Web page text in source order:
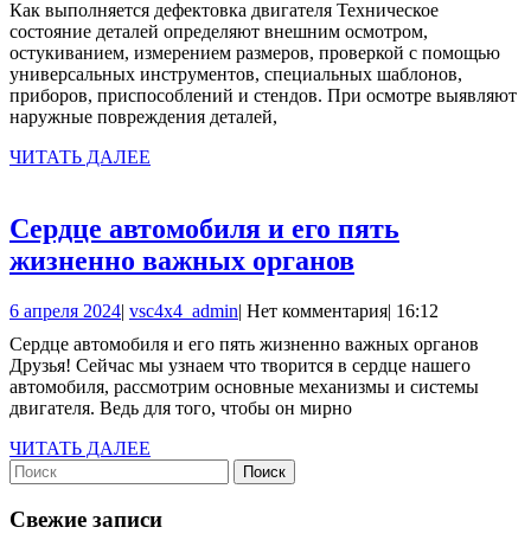
двигателя
2023
Как выполняется дефектовка двигателя Техническое
состояние деталей определяют внешним осмотром,
остукиванием, измерением размеров, проверкой с помощью
универсальных инструментов, специальных шаблонов,
приборов, приспособлений и стендов. При осмотре выявляют
наружные повреждения деталей,
ЧИТАТЬ ДАЛЕЕ
Сердце автомобиля и его пять
жизненно важных органовСердце
и
его
пять
6 апреля 20246
2024
| vsc4x4_adminvsc4x4_admin
| Нет комментария| 16:12
Сердце автомобиля и его пять жизненно важных органов
Друзья! Сейчас мы узнаем что творится в сердце нашего
автомобиля, рассмотрим основные механизмы и системы
двигателя. Ведь для того, чтобы он мирно
ЧИТАТЬ ДАЛЕЕ
Найти:
Свежие записи